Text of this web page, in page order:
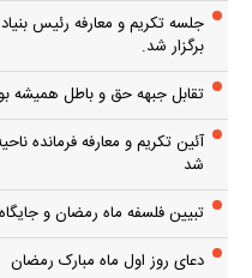
جلسه تکریم و معارفه رئیس
برگزار شد.
تقابل جبهه حق و باطل همیشه
آئین تکریم و معارفه فرمانده
شد
تبیین فلسفه ماه رمضان و
دعای روز اول ماه مبارک رمضان